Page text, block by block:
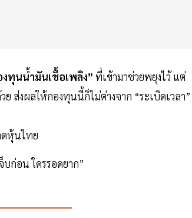
งทุนน้ำมันเชื้อเพลิง” ที่เข้ามาช่วยพยุงไว้ แต่
ส่งผลให้กองทุนนี้ก็ไม่ต่างจาก “ระเบิดเวลา
หุ้นไทย
ก่อน ใครรอดยาก”